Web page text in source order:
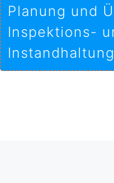
Planung und
Inspektions-